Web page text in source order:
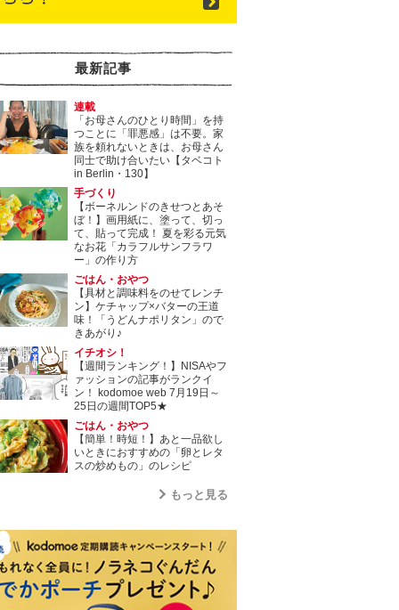
最新記事
連載
「お母さんのひとり時間」を持
つことに「罪悪感」は不要。家
族を頼れないときは、お母さん
同士で助け合いたい【タベコト
in Berlin・130】
手づくり
【ボーネルンドのきせつとあそ
ぼ！】画用紙に、塗って、切っ
て、貼って完成！ 夏を彩る元気
なお花「カラフルサンフラワ
ー」の作り方
ごはん・おやつ
【具材と調味料をのせてレンチ
ン】ケチャップ×バターの王道
味！「うどんナポリタン」ので
きあがり♪
イチオシ！
【週間ランキング！】NISAやフ
ァッションの記事がランクイ
ン！ kodomoe web 7月19日～
25日の週間TOP5★
ごはん・おやつ
【簡単！時短！】あと一品欲し
いときにおすすめの「卵とレタ
スの炒めもの」のレシピ
もっと見る